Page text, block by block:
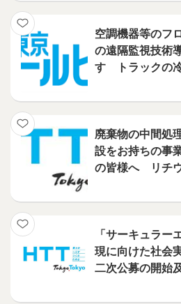
空調機器等のフ
の遠隔監視技術
す トラックの
導入される技術
加しました！
進事業
廃棄物の中間処
設をお持ちの事
の皆様へ リチ
火災対策を、都
（電池検知機・
「サーキュラー
現に向けた社会
二次公募の開始